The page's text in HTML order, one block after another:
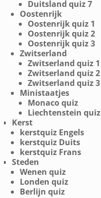
Duitsland quiz 7
Oostenrijk
Oostenrijk quiz 1
Oostenrijk quiz 2
Oostenrijk quiz 3
Zwitserland
Zwitserland quiz 1
Zwitserland quiz 2
Zwitserland quiz 3
Ministaatjes
Monaco quiz
Liechtenstein quiz
Kerst
kerstquiz Engels
kerstquiz Duits
kerstquiz Frans
Steden
Wenen quiz
Londen quiz
Berlijn quiz